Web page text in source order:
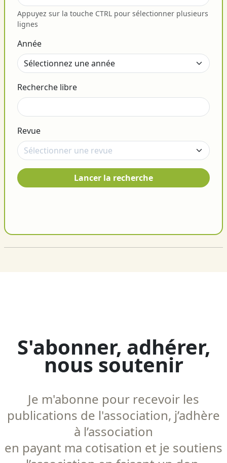
Appuyez sur la touche CTRL pour sélectionner plusieurs
lignes
Année
Recherche libre
Revue
Lancer la recherche
S'abonner, adhérer,
nous soutenir
Je m'abonne pour recevoir les
publications de l'association, j’adhère
à l’association
en payant ma cotisation et je soutiens